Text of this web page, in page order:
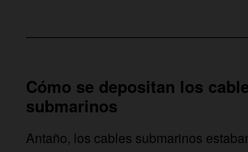
Cómo se depositan los
submarinos
Antaño, los cables submarinos